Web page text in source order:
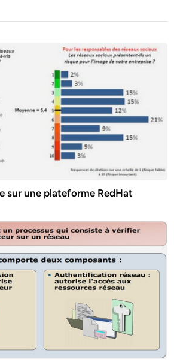
sur une plateforme RedHat